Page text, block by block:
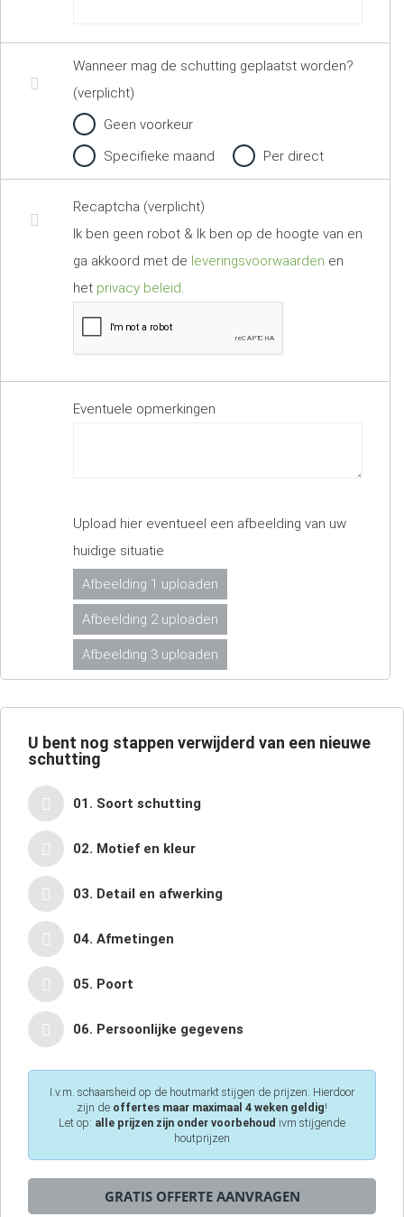
Wanneer mag de schutting geplaatst worden?
(verplicht)
Geen voorkeur
Specifieke maand
Per direct
Recaptcha (verplicht)
Ik ben geen robot & Ik ben op de hoogte van en
ga akkoord met de leveringsvoorwaarden en
het privacy beleid.
Eventuele opmerkingen
Upload hier eventueel een afbeelding van uw
huidige situatie
Afbeelding 1 uploaden
Afbeelding 2 uploaden
Afbeelding 3 uploaden
U bent nog stappen verwijderd van een nieuwe
schutting
01. Soort schutting
02. Motief en kleur
03. Detail en afwerking
04. Afmetingen
05. Poort
06. Persoonlijke gegevens
I.v.m. schaarsheid op de houtmarkt stijgen de prijzen. Hierdoor
zijn de offertes maar maximaal 4 weken geldig!
Let op: alle prijzen zijn onder voorbehoud ivm stijgende
houtprijzen